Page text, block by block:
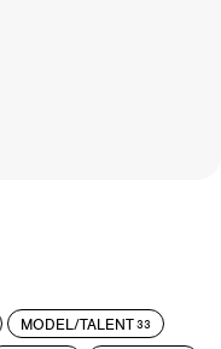
MODEL/TALENT33